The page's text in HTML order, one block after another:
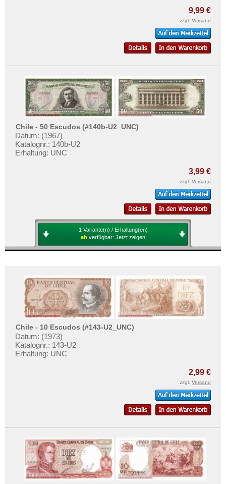
9,99 €
zzgl. Versand
Chile - 50 Escudos (#140b-U2_UNC)
Datum: (1967)
Katalognr.: 140b-U2
Erhaltung: UNC
3,99 €
zzgl. Versand
1 Variante(n) / Erhaltung(en)
ab verfügbar: Jetzt zeigen
Chile - 10 Escudos (#143-U2_UNC)
Datum: (1973)
Katalognr.: 143-U2
Erhaltung: UNC
2,99 €
zzgl. Versand